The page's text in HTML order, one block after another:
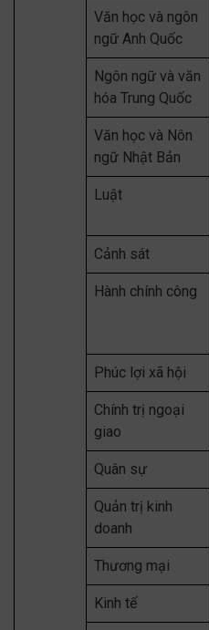
Văn học và ngôn
ngữ Anh Quốc
Ngôn ngữ và văn
hóa Trung Quốc
Văn học và Nôn
ngữ Nhật Bản
Luật
Cảnh sát
Hành chính công
Phúc lợi xã hội
Chính trị ngoại
giao
Quân sự
Quản trị kinh
doanh
Thương mại
Kinh tế